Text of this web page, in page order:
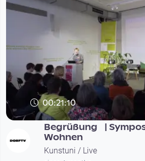
00:21:10
Begrüßung |
Wohnen
Kunstuni / Live